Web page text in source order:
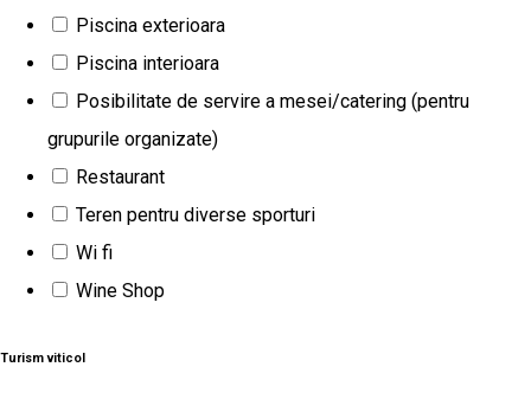
Piscina exterioara
Piscina interioara
Posibilitate de servire a mesei/catering (pentru
grupurile organizate)
Restaurant
Teren pentru diverse sporturi
Wi fi
Wine Shop
Turism viticol
nu mult, ci aproape de perfecțiune; merită să își întâlnească
publicul în locuri unice, în care pasiunea și măiestria să poată
fi descoperite. Și astfel am fondat Valahorum, un proiect prin
care ne propunem să oferim vinurile-reper ale României, prin
unirea soiurilor, zonelor viticole și oamenilor ce au cel mai
mult de oferit unui domeniu cu potențial imens pentru
România.” Virgil Mândru, fondator Valahorum
Gura Vadului, 107300, Gura Vadului 107302, Romania